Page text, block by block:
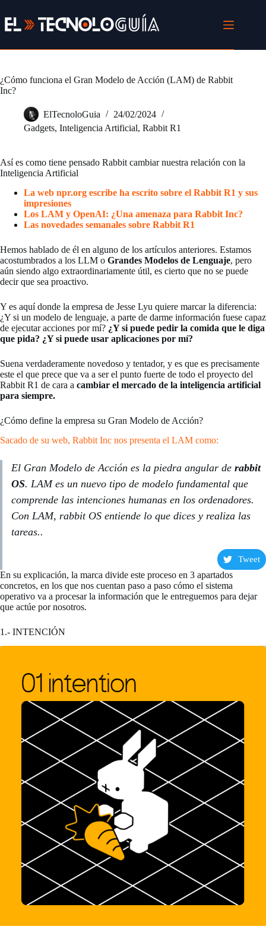
al
contenido
¿Cómo funciona el Gran Modelo de Acción (LAM) de Rabbit
Inc?
ElTecnoloGuia
24/02/2024
Gadgets, Inteligencia Artificial, Rabbit R1
Así es como tiene pensado Rabbit cambiar nuestra relación con la
Inteligencia Artificial
La web npr.org escribe ha escrito sobre el Rabbit R1 y sus
impresiones
Los LAM y OpenAI: ¿Una amenaza para Rabbit Inc?
Las novedades semanales sobre Rabbit R1
Hemos hablado de él en alguno de los artículos anteriores. Estamos
acostumbrados a los LLM o Grandes Modelos de Lenguaje, pero
aún siendo algo extraordinariamente útil, es cierto que no se puede
decir que sea proactivo.
Y es aquí donde la empresa de Jesse Lyu quiere marcar la diferencia:
¿Y si un modelo de lenguaje, a parte de darme información fuese capaz
de ejecutar acciones por mí? ¿Y si puede pedir la comida que le diga
que pida? ¿Y si puede usar aplicaciones por mí?
Suena verdaderamente novedoso y tentador, y es que es precisamente
este el que prece que va a ser el punto fuerte de todo el proyecto del
Rabbit R1 de cara a cambiar el mercado de la inteligencia artificial
para siempre.
¿Cómo define la empresa su Gran Modelo de Acción?
Sacado de su web, Rabbit Inc nos presenta el LAM como:
El Gran Modelo de Acción es la piedra angular de rabbit
OS. LAM es un nuevo tipo de modelo fundamental que
comprende las intenciones humanas en los ordenadores.
Con LAM, rabbit OS entiende lo que dices y realiza las
tareas..
Tweet
En su explicación, la marca divide este proceso en 3 apartados
concretos, en los que nos cuentan paso a paso cómo el sistema
operativo va a procesar la información que le entreguemos para dejar
que actúe por nosotros.
1.- INTENCIÓN